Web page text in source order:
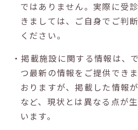
ではありません。実際に受
きましては、ご自身でご判
ください。
・掲載施設に関する情報は、
つ最新の情報をご提供でき
おりますが、掲載した情報
など、現状とは異なる点が
います。